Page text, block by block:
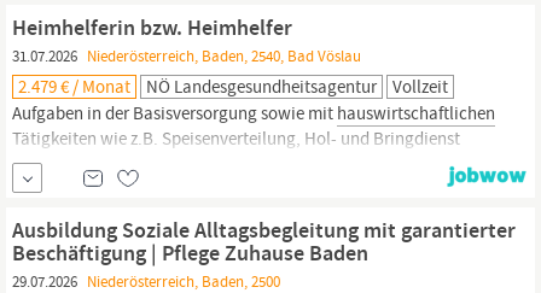
dazu bei, dass Premium DO;&;CO Qualität in die Welt getragen
wird....
Heimhelferin bzw. Heimhelfer
31.07.2026 Niederösterreich, Baden, 2540, Bad Vöslau
2.479 € / Monat NÖ Landesgesundheitsagentur
Vollzeit
Aufgaben in der Basisversorgung sowie mit hauswirtschaftlichen
Tätigkeiten wie z.B. Speisenverteilung, Hol- und Bringdienst
(Essenwagen, Geschirr, etc.). Wenn Sie gerne in einem
motivierten Team arbeiten und Freude im Umgang mit Menschen
abwechslungsreiche
Ausbildung Soziale Alltagsbegleitung mit garantierter
Beschäftigung | Pflege Zuhause Baden
29.07.2026 Niederösterreich, Baden, 2500